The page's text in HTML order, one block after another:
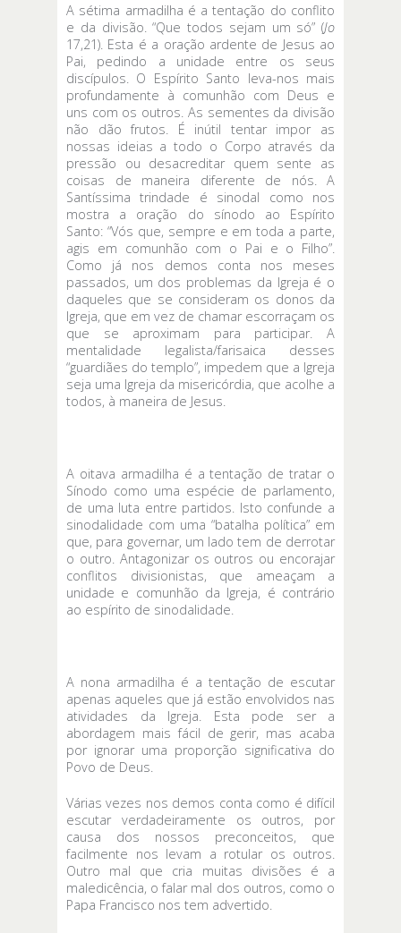
A sétima armadilha é a tentação do conflito
e da divisão. “Que todos sejam um só” (Jo
17,21). Esta é a oração ardente de Jesus ao
Pai, pedindo a unidade entre os seus
discípulos. O Espírito Santo leva-nos mais
profundamente à comunhão com Deus e
uns com os outros. As sementes da divisão
não dão frutos. É inútil tentar impor as
nossas ideias a todo o Corpo através da
pressão ou desacreditar quem sente as
coisas de maneira diferente de nós. A
Santíssima trindade é sinodal como nos
mostra a oração do sínodo ao Espírito
Santo: “Vós que, sempre e em toda a parte,
agis em comunhão com o Pai e o Filho”.
Como já nos demos conta nos meses
passados, um dos problemas da Igreja é o
daqueles que se consideram os donos da
Igreja, que em vez de chamar escorraçam os
que se aproximam para participar. A
mentalidade legalista/farisaica desses
“guardiães do templo”, impedem que a Igreja
seja uma Igreja da misericórdia, que acolhe a
todos, à maneira de Jesus.
A oitava armadilha é a tentação de tratar o
Sínodo como uma espécie de parlamento,
de uma luta entre partidos. Isto confunde a
sinodalidade com uma “batalha política” em
que, para governar, um lado tem de derrotar
o outro. Antagonizar os outros ou encorajar
conflitos divisionistas, que ameaçam a
unidade e comunhão da Igreja, é contrário
ao espírito de sinodalidade.
A nona armadilha é a tentação de escutar
apenas aqueles que já estão envolvidos nas
atividades da Igreja. Esta pode ser a
abordagem mais fácil de gerir, mas acaba
por ignorar uma proporção significativa do
Povo de Deus.
Várias vezes nos demos conta como é difícil
escutar verdadeiramente os outros, por
causa dos nossos preconceitos, que
facilmente nos levam a rotular os outros.
Outro mal que cria muitas divisões é a
maledicência, o falar mal dos outros, como o
Papa Francisco nos tem advertido.